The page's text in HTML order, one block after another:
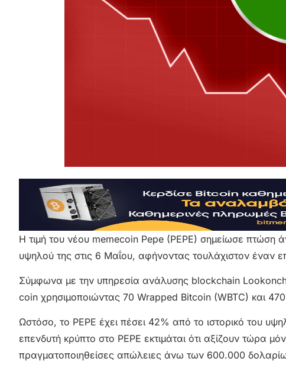
Η τιμή του νέου memecoin Pepe (PEPE) σημείωσε πτώση
υψηλού της στις 6 Μαΐου, αφήνοντας τουλάχιστον έναν
Σύμφωνα με την υπηρεσία ανάλυσης blockchain
coin χρησιμοποιώντας 70 Wrapped Bitcoin (WBTC) και
Ωστόσο, το PEPE έχει πέσει 42% από το ιστορικό του
επενδυτή κρύπτο στο PEPE εκτιμάται ότι αξίζουν τώρα
πραγματοποιηθείσες απώλειες άνω των 600.000